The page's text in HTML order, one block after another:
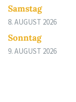
Samstag
8. AUGUST 2026
Sonntag
9. AUGUST 2026